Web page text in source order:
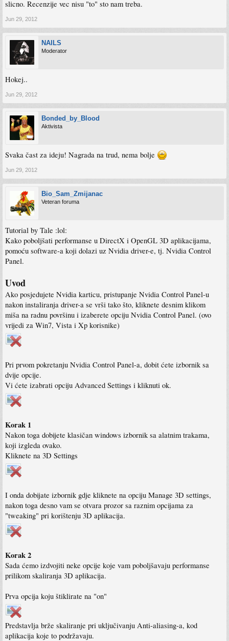
slicno. Recenzije vec nisu "to" sto nam treba.
Jun 29, 2012
NAILS
Moderator
Hokej..
Jun 29, 2012
Bonded_by_Blood
Aktivista
Svaka čast za ideju! Nagrada na trud, nema bolje
Jun 29, 2012
Bio_Sam_Zmijanac
Veteran foruma
Tutorial by Tale :lol:
Kako poboljšati performanse u DirectX i OpenGL 3D aplikacijama,
pomoću software-a koji dolazi uz Nvidia driver-e, tj. Nvidia Control
Panel.
Uvod
Ako posjedujete Nvidia karticu, pristupanje Nvidia Control Panel-u
nakon instaliranja driver-a se vrši tako što, kliknete desnim klikom
miša na radnu površinu i izaberete opciju Nvidia Control Panel. (ovo
vrijedi za Win7, Vista i Xp korisnike)
Pri prvom pokretanju Nvidia Control Panel-a, dobit ćete izbornik sa
dvije opcije.
Vi ćete izabrati opciju Advanced Settings i kliknuti ok.
Korak 1
Nakon toga dobijete klasičan windows izbornik sa alatnim trakama,
koji izgleda ovako.
Kliknete na 3D Settings
I onda dobijate izbornik gdje kliknete na opciju Manage 3D settings,
nakon toga desno vam se otvara prozor sa raznim opcijama za
"tweaking" pri korištenju 3D aplikacija.
Korak 2
Sada ćemo izdvojiti neke opcije koje vam poboljšavaju performanse
prilikom skaliranja 3D aplikacija.
Prva opcija koju štiklirate na "on"
Predstavlja brže skaliranje pri uključivanju Anti-aliasing-a, kod
aplikacija koje to podržavaju.